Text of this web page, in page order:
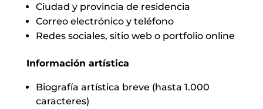
Ciudad y provincia de residencia
Correo electrónico y teléfono
Redes sociales, sitio web o portfolio online
Información artística
Biografía artística breve (hasta 1.000
caracteres)